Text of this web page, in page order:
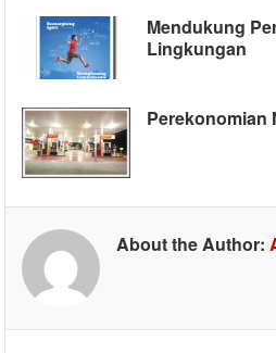
Mendukung
Lingkungan
Perekonomian
About the Author: